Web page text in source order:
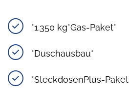
*1.350 kg*Gas-Paket*
*Duschausbau*
*SteckdosenPlus-Paket